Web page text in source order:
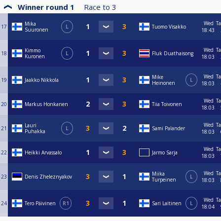
Winner round 1 Race to 3
17
Mika
Suuronen
L Tuomo Visakko
Wed
18:43
18
Kimmo
Kuronen
L Fluk Duathaisong
Wed
18:03
19 Jaakko Nikkola
Mike
Heinonen
L
Wed
18:03
20 Markus Honkanen Tiia Toivonen
Wed
18:03
21
Lauri
Puhakka
L Sami Palander
Wed
18:03
22 Heikki Arvassalo Jarmo Sarja
Wed
18:03
23 Denis Zheleznyakov
Miika
Turpeinen
L
Wed
18:03
24 Tero Päivinen R1 Sari Laitinen L
Wed
18:04